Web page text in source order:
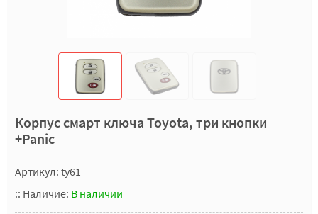
Корпус смарт ключа Toyota, три кнопки
+Panic
Артикул: ty61
:: Наличие: В наличии